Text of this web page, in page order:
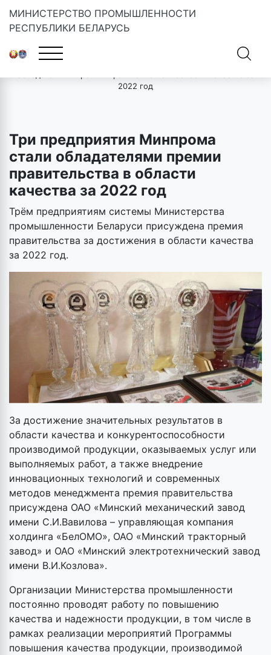
МИНИСТЕРСТВО ПРОМЫШЛЕННОСТИ
РЕСПУБЛИКИ БЕЛАРУСЬ
Главная»
2022 год
Три предприятия Минпрома
стали обладателями премии
правительства в области
качества за 2022 год
Трём предприятиям системы Министерства
промышленности Беларуси присуждена премия
правительства за достижения в области качества
за 2022 год.
За достижение значительных результатов в
области качества и конкурентоспособности
производимой продукции, оказываемых услуг или
выполняемых работ, а также внедрение
инновационных технологий и современных
методов менеджмента премия правительства
присуждена ОАО «Минский механический завод
имени С.И.Вавилова – управляющая компания
холдинга «БелОМО», ОАО «Минский тракторный
завод» и ОАО «Минский электротехнический завод
имени В.И.Козлова».
Организации Министерства промышленности
постоянно проводят работу по повышению
качества и надежности продукции, в том числе в
рамках реализации мероприятий Программы
повышения качества продукции, производимой